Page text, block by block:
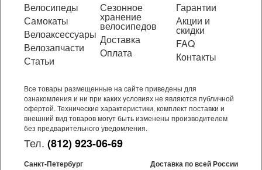
Велосипеды
Самокаты
Велоаксессуары
Велозапчасти
Статьи
Сезонное
хранение
велосипедов
Доставка
Оплата
Гарантии
Акции и
скидки
FAQ
Контакты
Все товары размещенные на сайте приведены для
ознакомления и ни при каких условиях не являются публичной
офертой. Технические характеристики, комплект поставки и
внешний вид товаров могут быть изменены производителем
без предварительного уведомления.
Тел. (812) 923-06-69
Санкт-Петербург Доставка по всей России